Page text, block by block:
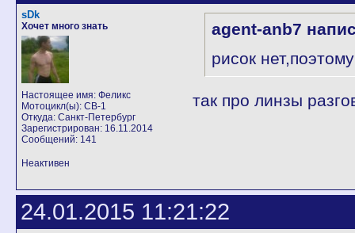
sDk
Хочет много знать
Настоящее имя: Феликс
Мотоцикл(ы): CB-1
Откуда: Санкт-Петербург
Зарегистрирован: 16.11.2014
Сообщений: 141
agent-anb7
рисок
так про линзы
Неактивен
24.01.2015 11:21:22